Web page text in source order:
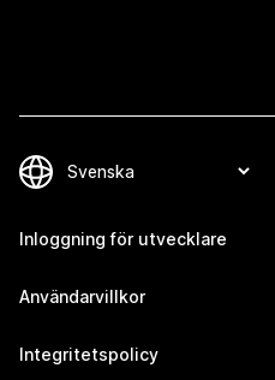
Inloggning för utvecklare
Användarvillkor
Integritetspolicy